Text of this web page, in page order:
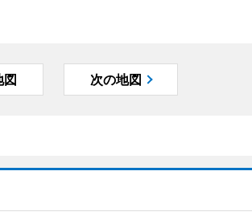
図 次の地図